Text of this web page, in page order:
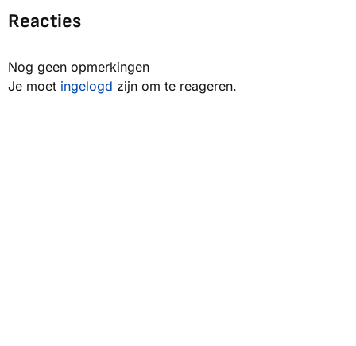
Reacties
Nog geen opmerkingen
Je moet ingelogd zijn om te reageren.